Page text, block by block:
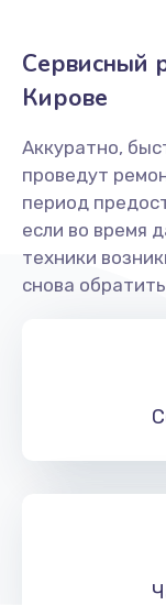
Сервисный
Кирове
Аккуратно,
проведут
период
если во время
техники
снова